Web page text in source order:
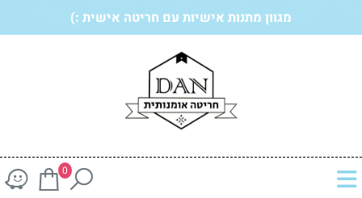
מגוון מתנות אישיות עם חריטה אישית :)
0